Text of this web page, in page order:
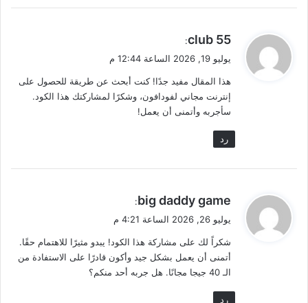
ي
ل
55 club
:
يوليو 19, 2026 الساعة 12:44 م
هذا المقال مفيد جدًا! كنت أبحث عن طريقة للحصول على
إنترنت مجاني لفودافون، وشكرًا لمشاركتك هذا الكود.
سأجربه وأتمنى أن يعمل!
رد
ي
ل
big daddy game
:
يوليو 26, 2026 الساعة 4:21 م
شكراً لك على مشاركة هذا الكود! يبدو مثيرًا للاهتمام حقًا.
أتمنى أن يعمل بشكل جيد وأكون قادرًا على الاستفادة من
الـ 40 جيجا مجانًا. هل جربه أحد منكم؟
رد